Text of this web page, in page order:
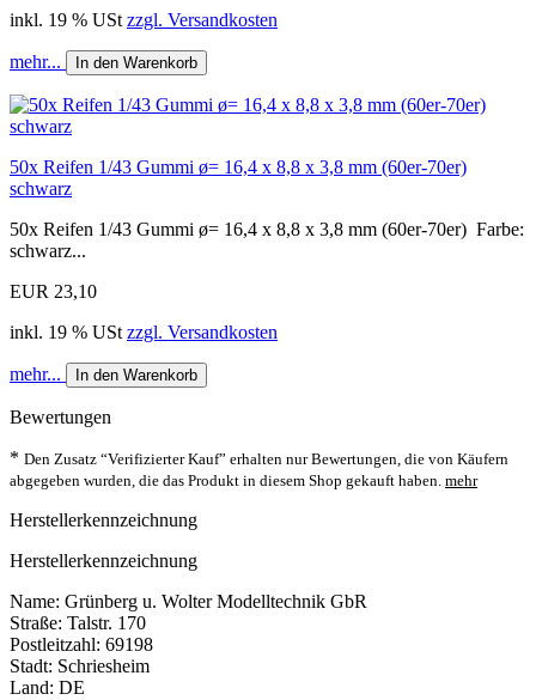
inkl. 19 % USt zzgl. Versandkosten
mehr... In den Warenkorb
50x Reifen 1/43 Gummi ø= 16,4 x 8,8 x 3,8 mm (60er-70er)
schwarz
50x Reifen 1/43 Gummi ø= 16,4 x 8,8 x 3,8 mm (60er-70er) Farbe:
schwarz...
EUR 23,10
inkl. 19 % USt zzgl. Versandkosten
mehr... In den Warenkorb
Bewertungen
* Den Zusatz “Verifizierter Kauf” erhalten nur Bewertungen, die von Käufern
abgegeben wurden, die das Produkt in diesem Shop gekauft haben. mehr
Herstellerkennzeichnung
Herstellerkennzeichnung
Name: Grünberg u. Wolter Modelltechnik GbR
Straße: Talstr. 170
Postleitzahl: 69198
Stadt: Schriesheim
Land: DE